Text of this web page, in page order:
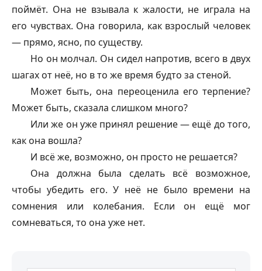
поймёт. Она не взывала к жалости, не играла на
его чувствах. Она говорила, как взрослый человек
— прямо, ясно, по существу.
Но он молчал. Он сидел напротив, всего в двух
шагах от неё, но в то же время будто за стеной.
Может быть, она переоценила его терпение?
Может быть, сказала слишком много?
Или же он уже принял решение — ещё до того,
как она вошла?
И всё же, возможно, он просто не решается?
Она должна была сделать всё возможное,
чтобы убедить его. У неё не было времени на
сомнения или колебания. Если он ещё мог
сомневаться, то она уже нет.